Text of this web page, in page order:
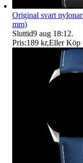
Original svart
mm)
Sluttid9 aug 18:12.
Pris:189 kr,Eller Köp